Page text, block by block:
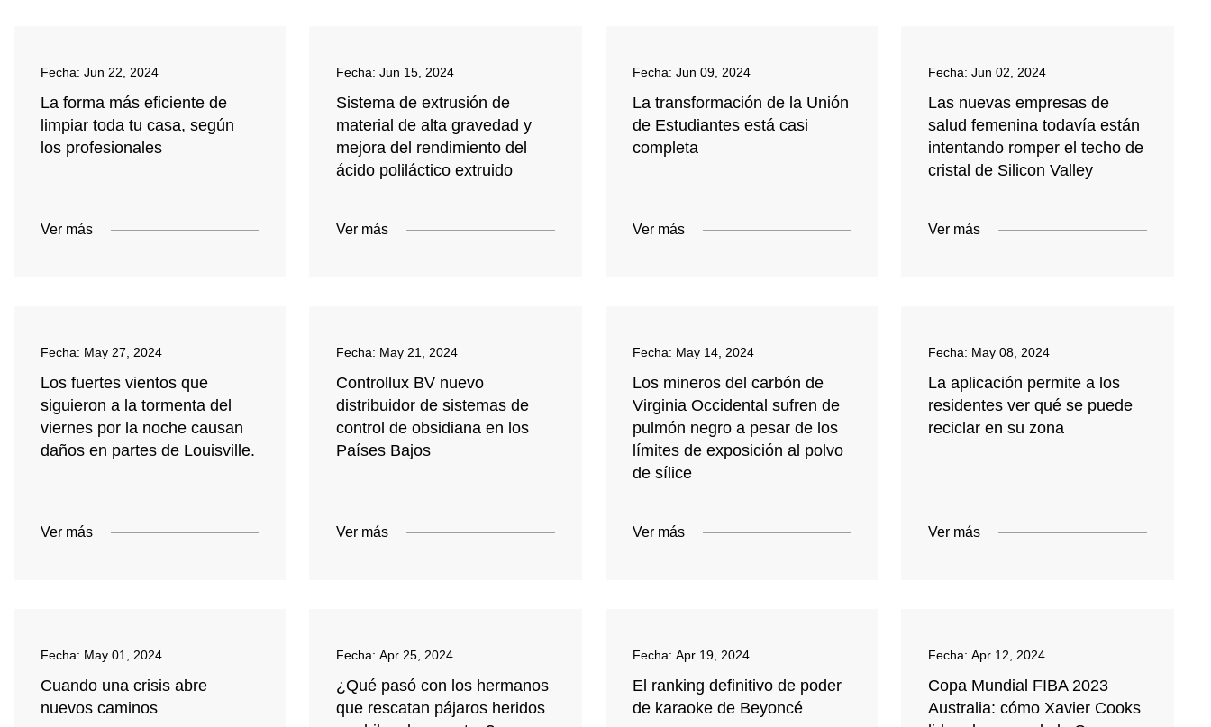
Fecha: Jun 22, 2024
La forma más eficiente de
limpiar toda tu casa, según
los profesionales
Ver más
Fecha:Jun 15, 2024
Sistema de extrusión de
material de alta gravedad y
mejora del rendimiento del
ácido poliláctico extruido
Ver más
Fecha: Jun 09, 2024
La transformación de la Unión
de Estudiantes está casi
completa
Ver más
Fecha:Jun 02, 2024
Las nuevas empresas de
salud femenina todavía están
intentando romper el techo de
cristal de Silicon Valley
Ver más
Fecha: May 27, 2024
Los fuertes vientos que
siguieron a la tormenta del
viernes por la noche causan
daños en partes de Louisville.
Ver más
Fecha: May 21, 2024
Controllux BV nuevo
distribuidor de sistemas de
control de obsidiana en los
Países Bajos
Ver más
Fecha: May 14, 2024
Los mineros del carbón de
Virginia Occidental sufren de
pulmón negro a pesar de los
límites de exposición al polvo
de sílice
Ver más
Fecha: May 08, 2024
La aplicación permite a los
residentes ver qué se puede
reciclar en su zona
Ver más
Fecha: May 01, 2024
Cuando una crisis abre
nuevos caminos
Fecha:Apr 25, 2024
¿Qué pasó con los hermanos
que rescatan pájaros heridos
Fecha: Apr 19, 2024
El ranking definitivo de poder
de karaoke de Beyoncé
Fecha:Apr 12, 2024
Copa Mundial FIBA ​​2023
Australia: cómo Xavier Cooks